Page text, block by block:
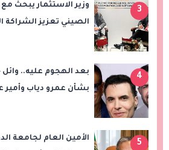
3
وزير الاستثمار يبحث مع
الصيني تعزيز الشراكة
4
بعد الهجوم عليه..
بشأن عمرو دياب وأمير
5
الأمين العام لجامعة